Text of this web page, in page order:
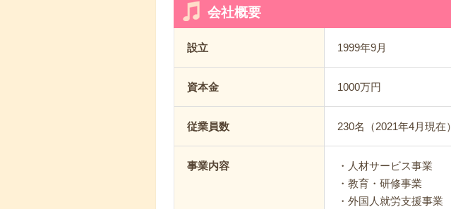
会社概要
設立 1999年9月
資本金 1000万円
従業員数 230名（2021年4月現在）
事業内容
・人材サービス事業
・教育・研修事業
・外国人就労支援事業